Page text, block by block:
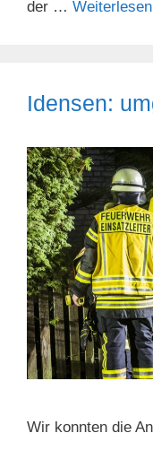
der … Weiterlesen
Idensen:
Wir konnten die